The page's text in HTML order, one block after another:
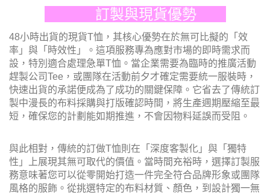
訂製與現貨優勢
48小時出貨的現貨T恤，其核心優勢在於無可比擬的「效
率」與「時效性」。這項服務專為應對市場的即時需求而
設，特別適合處理急單T恤。當企業需要為臨時的推廣活動
趕製公司Tee，或團隊在活動前夕才確定需要統一服裝時，
快速出貨的承諾便成為了成功的關鍵保障。它省去了傳統訂
製中漫長的布料採購與打版確認時間，將生產週期壓縮至最
短，確保您的計劃能如期推進，不會因物料延誤而受阻。
與此相對，傳統的訂做T恤則在「深度客製化」與「獨特
性」上展現其無可取代的價值。當時間充裕時，選擇訂製服
務意味著您可以從零開始打造一件完全符合品牌形象或團隊
風格的服飾。從挑選特定的布料材質、顏色，到設計獨一無